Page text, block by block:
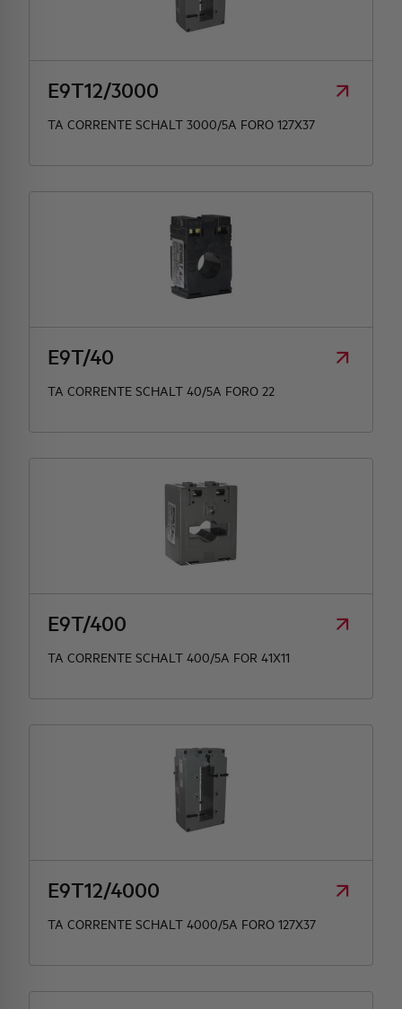
E9T12/3000
TA CORRENTE SCHALT 3000/5A FORO 127X37
E9T/40
TA CORRENTE SCHALT 40/5A FORO 22
E9T/400
TA CORRENTE SCHALT 400/5A FOR 41X11
E9T12/4000
TA CORRENTE SCHALT 4000/5A FORO 127X37